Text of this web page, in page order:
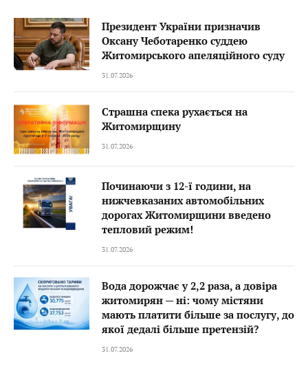
Президент України призначив
Оксану Чеботаренко суддею
Житомирського апеляційного суду
31.07.2026
Страшна спека рухається на
Житомирщину
31.07.2026
Починаючи з 12-ї години, на
нижчевказаних автомобільних
дорогах Житомирщини введено
тепловий режим!
31.07.2026
Вода дорожчає у 2,2 раза, а довіра
житомирян — ні: чому містяни
мають платити більше за послугу, до
якої дедалі більше претензій?
31.07.2026